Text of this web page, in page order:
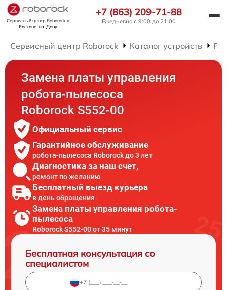
Сервисный центр Roborockв
Ростове-на-Дону
+7 (863) 209-71-88
Ежедневно с 9:00 до 21:00
Сервисный центр Roborock Каталог устройств
Замена платы управления
робота-пылесоса
Roborock S552-00
Официальный сервис
Гарантийное обслуживание
робота-пылесоса Roborock до 3 лет
Диагностика за наш счет,
ремонт по желанию
Бесплатный выезд курьера
в день обращения
Замена платы управления робота-
пылесоса
Roborock S552-00 от 35 минут
Бесплатная консультация со
специалистом